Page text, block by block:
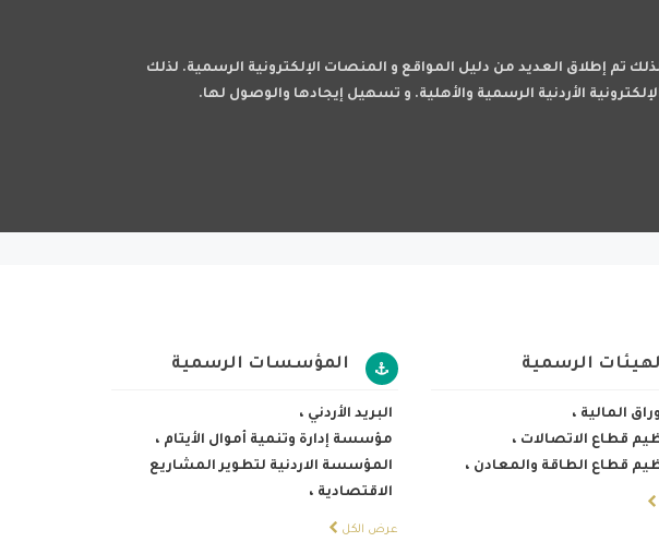
تم إطلاق العديد من دليل المواقع و المنصات الإلكترونية الرسمية. لذلك
الأردنية الرسمية والأهلية. و تسهيل إيجادها والوصول لها.
الرسمية
المالية ،
قطاع الاتصالات ،
قطاع الطاقة والمعادن ،
المؤسسات الرسمية
البريد الأردني ،
مؤسسة إدارة وتنمية أموال الأيتام ،
المؤسسة الاردنية لتطوير المشاريع
الاقتصادية ،
عرض الكل